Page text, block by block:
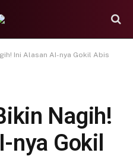
Ini Alasan AI-nya Gokil Abis
Nagih!
nya Gokil